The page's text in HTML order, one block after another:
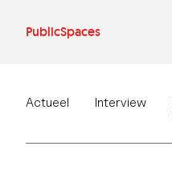
PublicSpaces
Actueel Interview